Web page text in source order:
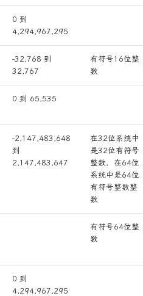
0 到
4,294,967,295
-32,768 到
32,767
有符号16位整
数
0 到 65,535
-2,147,483,648
到
2,147,483,647
在32位系统中
是32位有符号
整数，在64位
系统中是64位
有符号整数整
数
有符号64位整
数
0 到
4,294,967,295